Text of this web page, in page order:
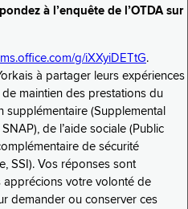
à l’enquête de l’OTDA sur
g/iXXyiDETtG.
à partager leurs expériences
maintien des prestations du
supplémentaire (Supplemental
de l’aide sociale (Public
de sécurité
SSI). Vos réponses sont
apprécions votre volonté de
demander ou conserver ces